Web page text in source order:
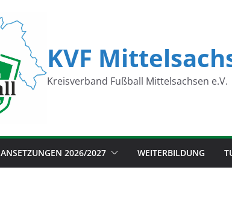
KVF
Kreisverband Fußball Mittelsachsen e.V.
ANSETZUNGEN 2026/2027 WEITERBILDUNG